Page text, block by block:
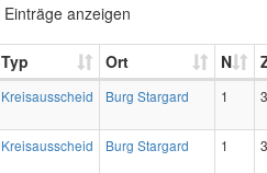
Einträge anzeigen
Typ Ort N
Kreisausscheid Burg Stargard 1
Kreisausscheid Burg Stargard 1